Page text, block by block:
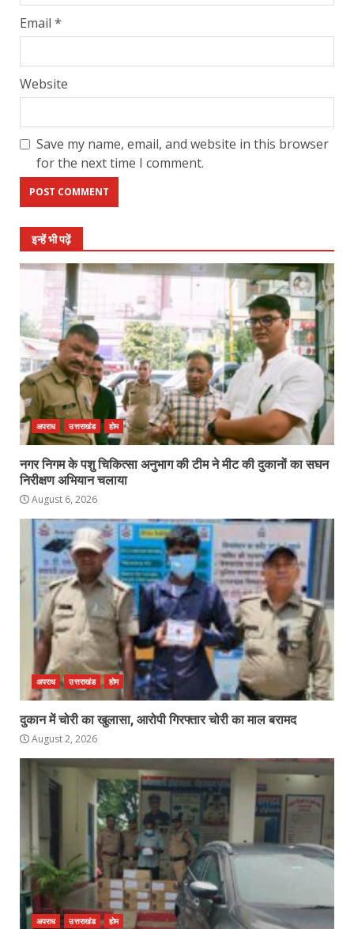
Email *
Website
Save my name, email, and website in this browser
for the next time I comment.
इन्हें भी पढ़ें
अपराध उत्तराखंड होम
नगर निगम के पशु चिकित्सा अनुभाग की टीम ने मीट की दुकानों का सघन
निरीक्षण अभियान चलाया
August 6, 2026
अपराध उत्तराखंड होम
दुकान में चोरी का खुलासा, आरोपी गिरफ्तार चोरी का माल बरामद
August 2, 2026
अपराध उत्तराखंड होम